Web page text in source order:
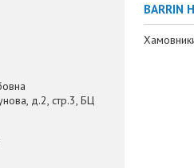
д.2, стр.3, БЦ
BARRIN